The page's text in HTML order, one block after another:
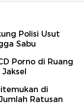
Polisi Usut
Sabu
Porno di Ruang
di
Ratusan